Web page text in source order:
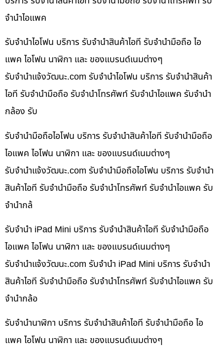
จำนำไอแพค
รับจำนำไอโฟน บริการ รับจำนำสินค้าไอที รับจำนำมือถือ ไอ
แพค ไอโฟน นาฬิกา และ ของแบรนด์เนมต่างๆ
รับจํานําแจ้งวัฒนะ.com รับจำนำไอโฟน บริการ รับจำนำสินค้า
ไอที รับจำนำมือถือ รับจำนำโทรศัพท์ รับจำนำไอแพค รับจำนำ
กล้อง รับ
รับจำนำมือถือไอโฟน บริการ รับจำนำสินค้าไอที รับจำนำมือถือ
ไอแพค ไอโฟน นาฬิกา และ ของแบรนด์เนมต่างๆ
รับจํานําแจ้งวัฒนะ.com รับจำนำมือถือไอโฟน บริการ รับจำนำ
สินค้าไอที รับจำนำมือถือ รับจำนำโทรศัพท์ รับจำนำไอแพค รับ
จำนำกล้
รับจำนำ iPad Mini บริการ รับจำนำสินค้าไอที รับจำนำมือถือ
ไอแพค ไอโฟน นาฬิกา และ ของแบรนด์เนมต่างๆ
รับจํานําแจ้งวัฒนะ.com รับจำนำ iPad Mini บริการ รับจำนำ
สินค้าไอที รับจำนำมือถือ รับจำนำโทรศัพท์ รับจำนำไอแพค รับ
จำนำกล้อ
รับจำนำนาฬิกา บริการ รับจำนำสินค้าไอที รับจำนำมือถือ ไอ
แพค ไอโฟน นาฬิกา และ ของแบรนด์เนมต่างๆ